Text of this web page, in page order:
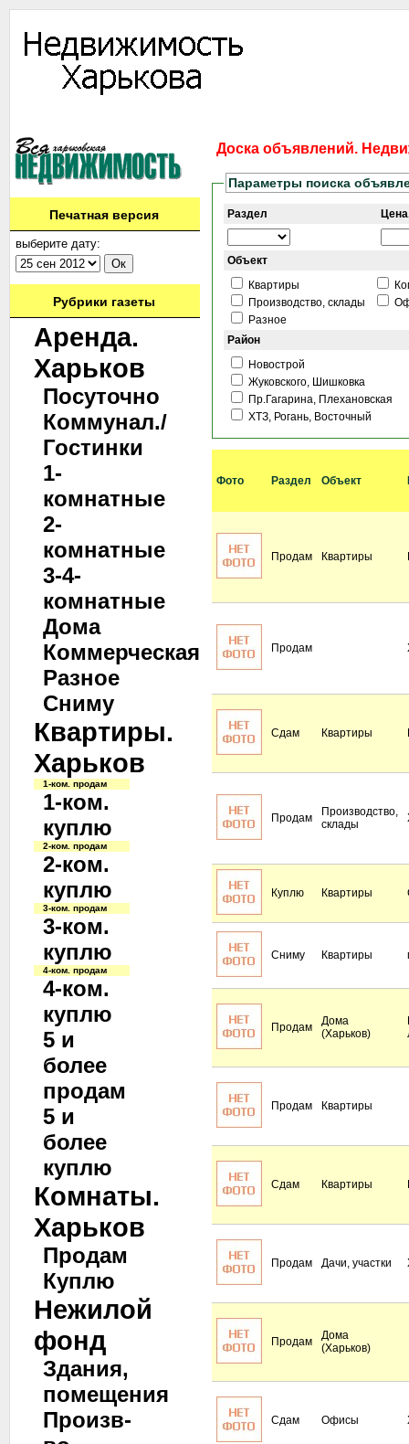
Печатная версия
выберите дату:
Рубрики газеты
Аренда.
Харьков
Посуточно
Коммунал./
Гостинки
1-
комнатные
2-
комнатные
3-4-
комнатные
Дома
Коммерческая
Разное
Сниму
Квартиры.
Харьков
1-ком. продам
1-ком.
куплю
2-ком. продам
2-ком.
куплю
3-ком. продам
3-ком.
куплю
4-ком. продам
4-ком.
куплю
5 и
более
продам
5 и
более
куплю
Комнаты.
Харьков
Продам
Куплю
Нежилой
фонд
Здания,
помещения
Произв-
Доска объявлений.
Параметры поиска
Раздел
Объект
Квартиры
Производство, склады
Разное
Район
Новострой
Жуковского, Шишковка
Пр.Гагарина, Плехановская
ХТЗ, Рогань, Восточный
Фото Раздел Объект
Продам Квартиры
Продам
Сдам Квартиры
Продам
Производство,
склады
Куплю Квартиры
Сниму Квартиры
Продам
Дома
(Харьков)
Продам Квартиры
Сдам Квартиры
Продам Дачи, участки
Продам
Дома
(Харьков)
Сдам Офисы